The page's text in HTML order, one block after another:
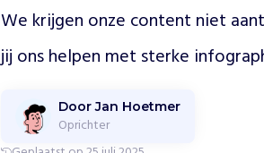
r
e
e
b
We krijgen onze content niet
jij ons helpen met sterke
Door Jan Hoetmer
Oprichter